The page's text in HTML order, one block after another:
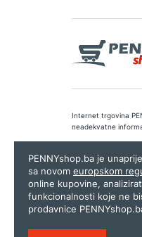
Internet trgovina
neadekvatne
Copyright © 2026.
PENNYshop.ba je
sa novom europskom
online kupovine,
funkcionalnosti koje ne
prodavnice